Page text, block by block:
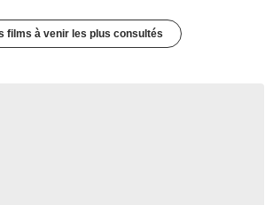
films à venir les plus consultés